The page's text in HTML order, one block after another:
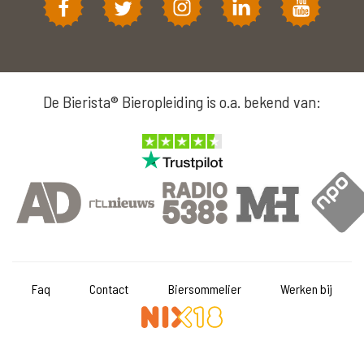
De Bierista® Bieropleiding is o.a. bekend van:
Faq Contact Biersommelier Werken bij